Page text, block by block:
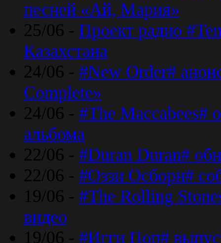
песней «Ай, Мария»
25/06 - Проект радио
Казахстана
24/06 - #New Order#
Complete»
24/06 - #The Maccabees#
альбома
22/06 - #Duran Duran#
22/06 - #Оззи Осборн#
19/06 - #The Rolling
видео
19/06 - #Игги Поп#